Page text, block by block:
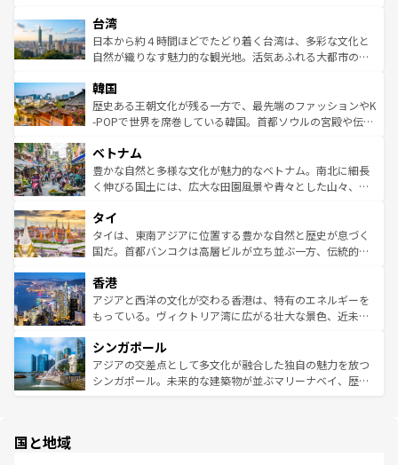
情報は
人々、おいしいローカルフードやハワイアンミュージッ
ク、伝統的なフラダンスなど、すべてがハワイの魅力を彩
っている。訪れるたびに新しい発見と感動が待っているハ
はコンテンツ一覧
リアリーフや大陸中央部にそびえるウルル（エアーズロッ
ク）、タスマニアの美しい原生林やケアンズの熱帯雨林な
ど、見どころがたくさん。また、カフェやワイン、オージ
いる。アクティビティも充実しており、サーフィンやダイ
ビング、ハイキングなど、アウトドア好きにはたまらな
い。オーストラリアの多彩な魅力を存分に味わいつくそ
参照してほしい。
台湾
日本から約４時間ほどでたどり着く台湾は、多彩な文化と
自然が織りなす魅力的な観光地。活気あふれる大都市の台
ン）、静ひつな山岳地帯である台湾東部など、都市の喧騒
と山間の静けさが共存しており、訪れる人に新しい発見と
驚きをもたらしてくれる。また、奥深い台湾の食文化も魅
容にもいいと評判のスイーツなど、バラエティ豊かな料理
が味わえる。 なお、新着の台湾情報は コンテンツ一覧を参
照してほしい。
韓国
歴史ある王朝文化が残る一方で、最先端のファッションやK
-POPで世界を席巻している韓国。首都ソウルの宮殿や伝統
き、地方に足を延ばせば四季折々の自然美を楽しむことが
できる。そして、キムチや焼肉、絶品のストリートフード
まで、さまざまな韓国料理が待っている。夜には、韓国な
リティに包まれながら、韓国の多彩な魅力を心ゆくまで味
わってみてほしい。 なお、新着の韓国情報はコンテンツ一
覧を参照してほしい。
ベトナム
豊かな自然と多様な文化が魅力的なベトナム。南北に細長
く伸びる国土には、広大な田園風景や青々とした山々、世
急速な発展と共に伝統が息づく。ハノイの古い町並みやホ
ーチミン市のフランス統治時代の建物も、独特の雰囲気を
醸し出している。また、バラエティの豊かさとおいしさで
とつ。フォーやバインミー、ベトナムコーヒーなどは、ぜ
ひ現地で味わいたい。どの地域を訪れてもあたたかい人々
が旅行者を迎えてくれるので、きっと忘れられない旅にな
参照してほしい。
タイ
タイは、東南アジアに位置する豊かな自然と歴史が息づく
国だ。首都バンコクは高層ビルが立ち並ぶ一方、伝統的な
の活気が交差している。北部ではチェンマイなどの山岳地
帯で自然と触れ合い、南部ではプーケットやクラビの美し
いビーチでリゾート気分を楽しむことができる。タイ料理
激する。気候は一年中温暖で、どの季節にも異なる楽しみ
が待っている。親しみやすいタイの人々、仏教を中心とし
た文化、そして多様な観光資源が、訪れる旅人を魅了し続
香港
アジアと西洋の文化が交わる香港は、特有のエネルギーを
もっている。ヴィクトリア湾に広がる壮大な景色、近未来
み、どこを訪れても感動するはず。観光スポットが密集し
ており、効率よく見どころを回れるのも魅力。息をのむよ
うな絶景から文化的な体験まで、香港を存分に楽しみ尽く
シンガポール
アジアの交差点として多文化が融合した独自の魅力を放つ
シンガポール。未来的な建築物が並ぶマリーナベイ、歴史
国と地域